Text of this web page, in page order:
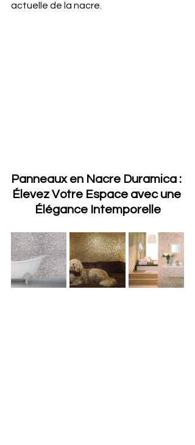
actuelle de la nacre.
Panneaux en Nacre Duramica :
Élevez Votre Espace avec une
Élégance Intemporelle